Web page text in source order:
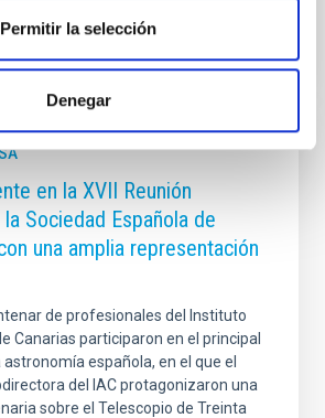
Permitir la selección
Denegar
en la XVII Reunión
Sociedad Española de
una amplia representación
de profesionales del Instituto
Canarias participaron en el principal
española, en el que el
del IAC protagonizaron una
sobre el Telescopio de Treinta